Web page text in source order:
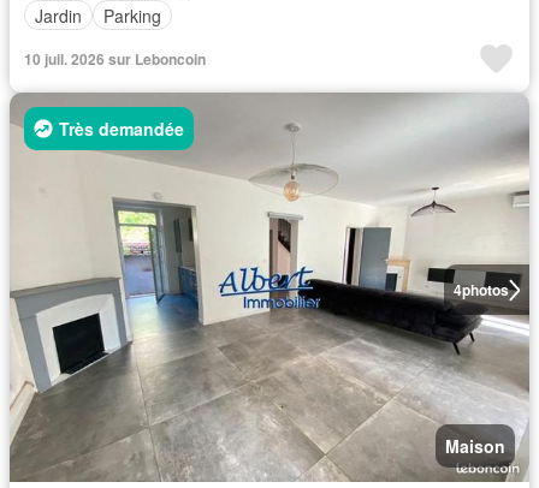
Jardin
Parking
10 juil. 2026 sur Leboncoin
4photos
Très demandée
Maison